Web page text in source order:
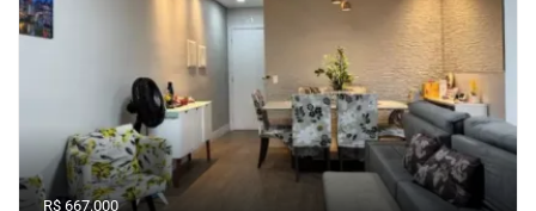
R$ 667.000